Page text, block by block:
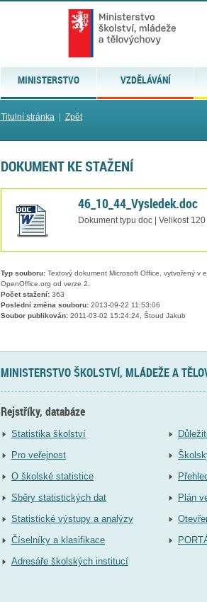
MINISTERSTVO VZDĚLÁVÁNÍ
Titulní stránka| Zpět
DOKUMENT KE STAŽENÍ
46_10_44_Vysledek.doc
Dokument typu doc | Velikost 120
Typ souboru:Textový dokument Microsoft Office, vytvořený v
OpenOffice.org od verze 2.
Počet stažení:363
Poslední změna souboru:2013-09-22 11:53:06
Soubor publikován:2011-03-02 15:24:24, Štoud Jakub
MINISTERSTVO ŠKOLSTVÍ, MLÁDEŽE A
Rejstříky, databáze
Statistika školství
Pro veřejnost
O školské statistice
Sběry statistických dat
Statistické výstupy a analýzy
Číselníky a klasifikace
Adresáře školských institucí
Plán